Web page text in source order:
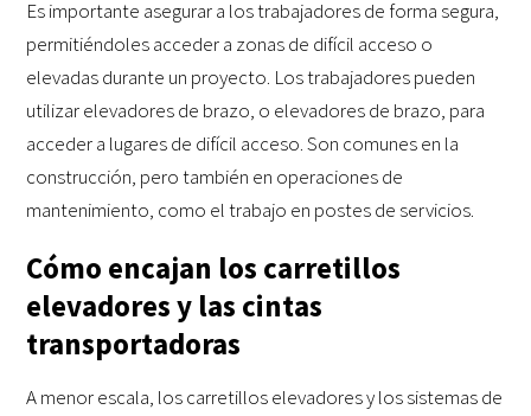
Es importante asegurar a los trabajadores de forma segura,
permitiéndoles acceder a zonas de difícil acceso o
elevadas durante un proyecto. Los trabajadores pueden
utilizar elevadores de brazo, o elevadores de brazo, para
acceder a lugares de difícil acceso. Son comunes en la
construcción, pero también en operaciones de
mantenimiento, como el trabajo en postes de servicios.
Cómo encajan los carretillos
elevadores y las cintas
transportadoras
A menor escala, los carretillos elevadores y los sistemas de